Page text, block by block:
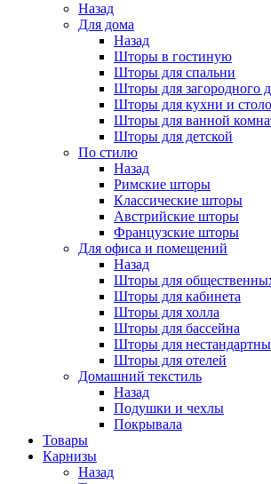
Назад
Для дома
Назад
Шторы в гостиную
Шторы для спальни
Шторы для загородного
Шторы для кухни и
Шторы для ванной
Шторы для детской
По стилю
Назад
Римские шторы
Классические шторы
Австрийские шторы
Французские шторы
Для офиса и помещений
Назад
Шторы для
Шторы для кабинета
Шторы для холла
Шторы для бассейна
Шторы для
Шторы для отелей
Домашний текстиль
Назад
Подушки и чехлы
Покрывала
Товары
Карнизы
Назад